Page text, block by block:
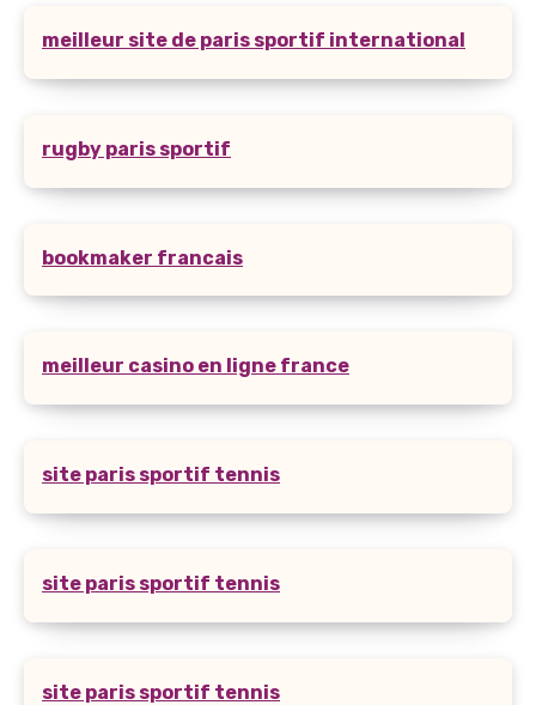
meilleur site de paris sportif international
rugby paris sportif
bookmaker francais
meilleur casino en ligne france
site paris sportif tennis
site paris sportif tennis
site paris sportif tennis